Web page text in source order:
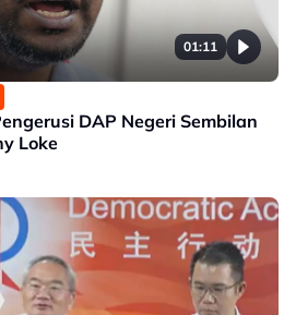
01:11
DAP Negeri Sembilan
Loke